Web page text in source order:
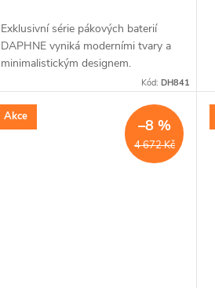
Exklusivní série pákových baterií
DAPHNE vyniká moderními tvary a
minimalistickým designem.
Typickým znakem série je elegantní
manipulaci....
Kód:DH841
Akce
4 672 Kč
–8 %